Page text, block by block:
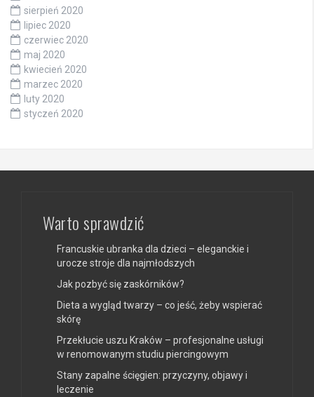
sierpień 2020
lipiec 2020
czerwiec 2020
maj 2020
kwiecień 2020
marzec 2020
luty 2020
styczeń 2020
Warto sprawdzić
Francuskie ubranka dla dzieci – eleganckie i
urocze stroje dla najmłodszych
Jak pozbyć się zaskórników?
Dieta a wygląd twarzy – co jeść, żeby wspierać
skórę
Przekłucie uszu Kraków – profesjonalne usługi
w renomowanym studiu piercingowym
Stany zapalne ścięgien: przyczyny, objawy i
leczenie